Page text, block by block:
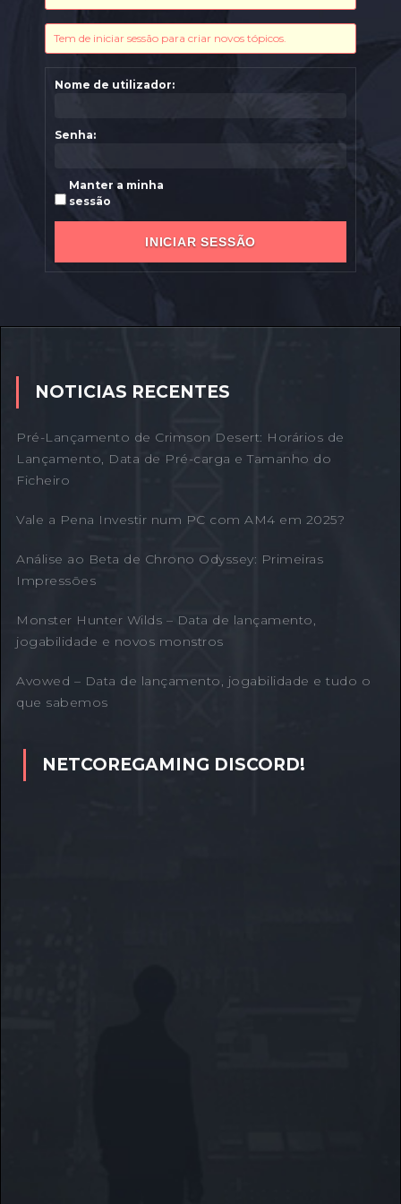
Tem de iniciar sessão para criar novos tópicos.
Nome de utilizador:
Senha:
Manter a minha
sessão
INICIAR SESSÃO
NOTICIAS RECENTES
Pré-Lançamento de Crimson Desert: Horários de
Lançamento, Data de Pré-carga e Tamanho do
Ficheiro
Vale a Pena Investir num PC com AM4 em 2025?
Análise ao Beta de Chrono Odyssey: Primeiras
Impressões
Monster Hunter Wilds – Data de lançamento,
jogabilidade e novos monstros
Avowed – Data de lançamento, jogabilidade e tudo o
que sabemos
NETCOREGAMING DISCORD!